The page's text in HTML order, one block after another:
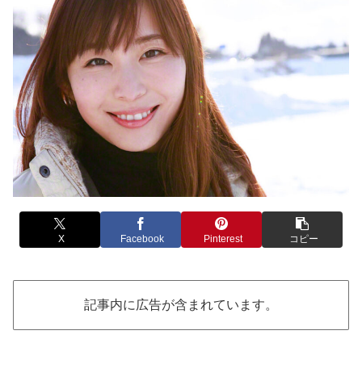
X Facebook Pinterest コピー
記事内に広告が含まれています。